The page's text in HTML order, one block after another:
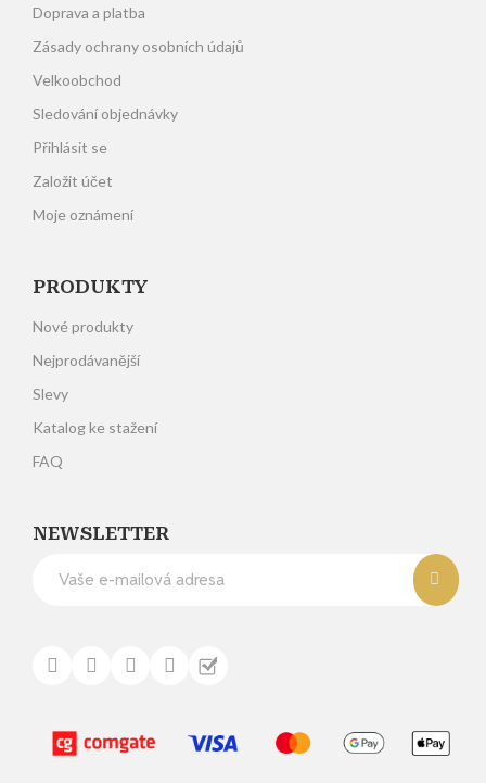
Doprava a platba
Zásady ochrany osobních údajů
Velkoobchod
Sledování objednávky
Přihlásit se
Založit účet
Moje oznámení
PRODUKTY
Nové produkty
Nejprodávanější
Slevy
Katalog ke stažení
FAQ
NEWSLETTER